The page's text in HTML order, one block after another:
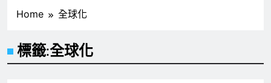
Home 全球化
標籤:全球化